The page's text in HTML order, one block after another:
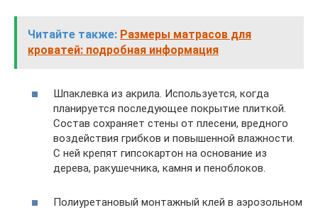
Читайте также: Размеры матрасов для
кроватей: подробная информация
Шпаклевка из акрила. Используется, когда
планируется последующее покрытие плиткой.
Состав сохраняет стены от плесени, вредного
воздействия грибков и повышенной влажности.
С ней крепят гипсокартон на основание из
дерева, ракушечника, камня и пеноблоков.
Полиуретановый монтажный клей в аэрозольном